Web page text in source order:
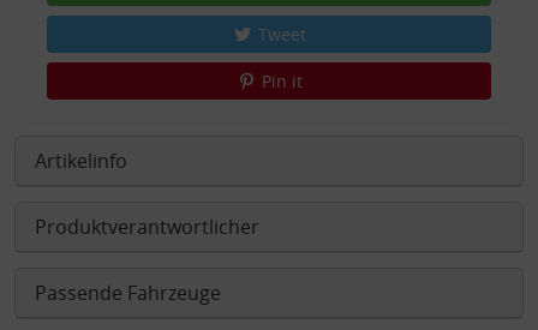
Tweet
Pin it
Artikelinfo
Produktverantwortlicher
Passende Fahrzeuge